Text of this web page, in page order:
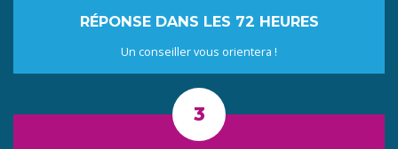
RÉPONSE DANS LES 72 HEURES
Un conseiller vous orientera !